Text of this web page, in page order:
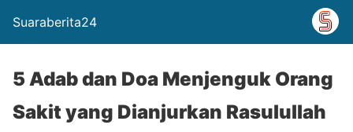
Suaraberita24
5 Adab dan Doa Menjenguk Orang
Sakit yang Dianjurkan Rasulullah